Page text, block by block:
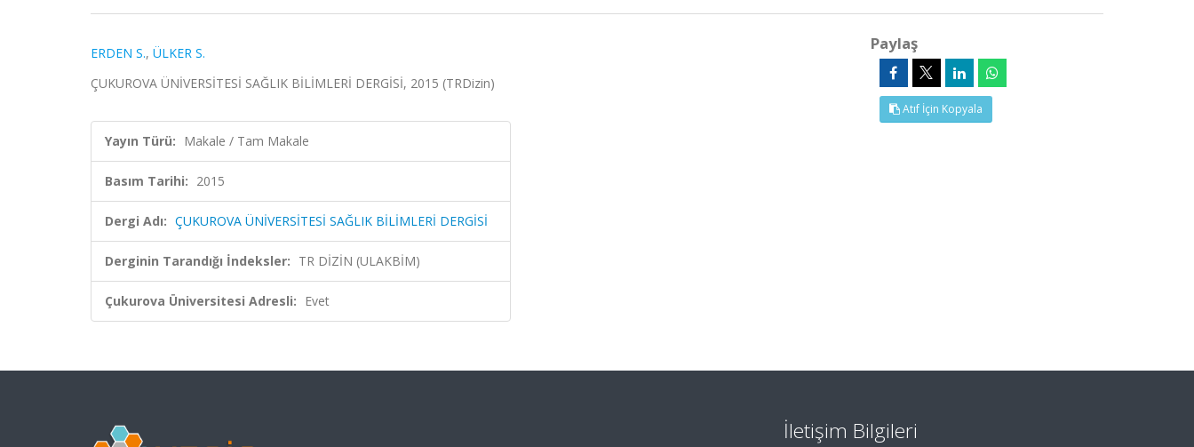
ERDEN S., ÜLKER S.
ÇUKUROVA ÜNİVERSİTESİ SAĞLIK BİLİMLERİ DERGİSİ, 2015 (TRDizin)
Yayın Türü: Makale / Tam Makale
Basım Tarihi: 2015
Dergi Adı: ÇUKUROVA ÜNİVERSİTESİ SAĞLIK BİLİMLERİ DERGİSİ
Derginin Tarandığı İndeksler: TR DİZİN (ULAKBİM)
Çukurova Üniversitesi Adresli: Evet
Paylaş
Atıf İçin Kopyala
İletişim Bilgileri